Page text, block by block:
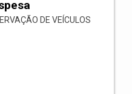
DE VEÍCULOS